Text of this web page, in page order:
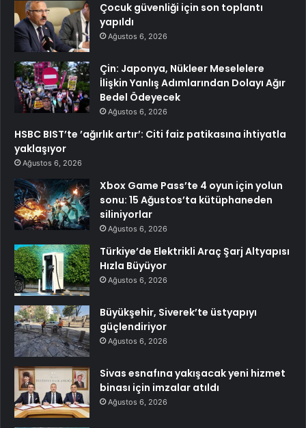
Çocuk güvenliği için son toplantı
yapıldı
Ağustos 6, 2026
Çin: Japonya, Nükleer Meselelere
İlişkin Yanlış Adımlarından Dolayı Ağır
Bedel Ödeyecek
Ağustos 6, 2026
HSBC BIST’te ’ağırlık artır’: Citi faiz patikasına ihtiyatla
yaklaşıyor
Ağustos 6, 2026
Xbox Game Pass’te 4 oyun için yolun
sonu: 15 Ağustos’ta kütüphaneden
siliniyorlar
Ağustos 6, 2026
Türkiye’de Elektrikli Araç Şarj Altyapısı
Hızla Büyüyor
Ağustos 6, 2026
Büyükşehir, Siverek’te üstyapıyı
güçlendiriyor
Ağustos 6, 2026
Sivas esnafına yakışacak yeni hizmet
binası için imzalar atıldı
Ağustos 6, 2026